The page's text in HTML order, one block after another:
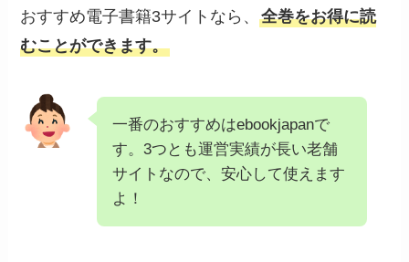
おすすめ電子書籍3サイトなら、全巻をお得に読
むことができます。
一番のおすすめはebookjapanで
す。3つとも運営実績が長い老舗
サイトなので、安心して使えます
よ！